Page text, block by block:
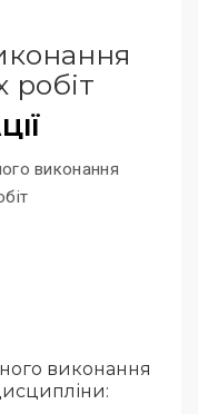
робіт
виконання
виконання